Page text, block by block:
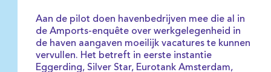
Aan de pilot doen havenbedrijven mee die al in
de Amports-enquête over werkgelegenheid in
de haven aangaven moeilijk vacatures te kunnen
vervullen. Het betreft in eerste instantie
Eggerding, Silver Star, Eurotank Amsterdam,